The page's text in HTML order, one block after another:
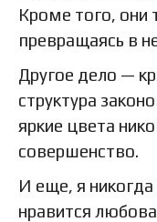
Кроме того, они
превращаясь в
Другое дело —
структура
яркие цвета
совершенство.
И еще, я
нравится